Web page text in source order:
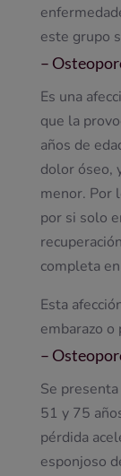
este grupo
–
Es una
que la
años de
dolor óseo,
menor. Por
por si solo
completa
Esta
embarazo
–
Se
51 y 75
pérdida
esponjoso